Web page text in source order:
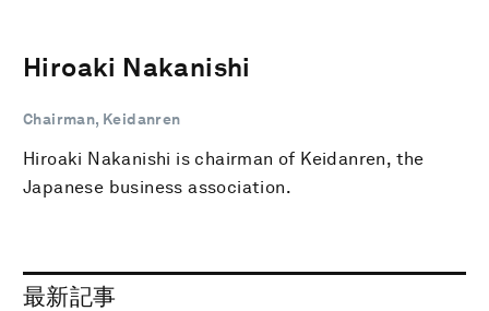
Hiroaki Nakanishi
Chairman, Keidanren
Hiroaki Nakanishi is chairman of Keidanren, the
Japanese business association.
最新記事